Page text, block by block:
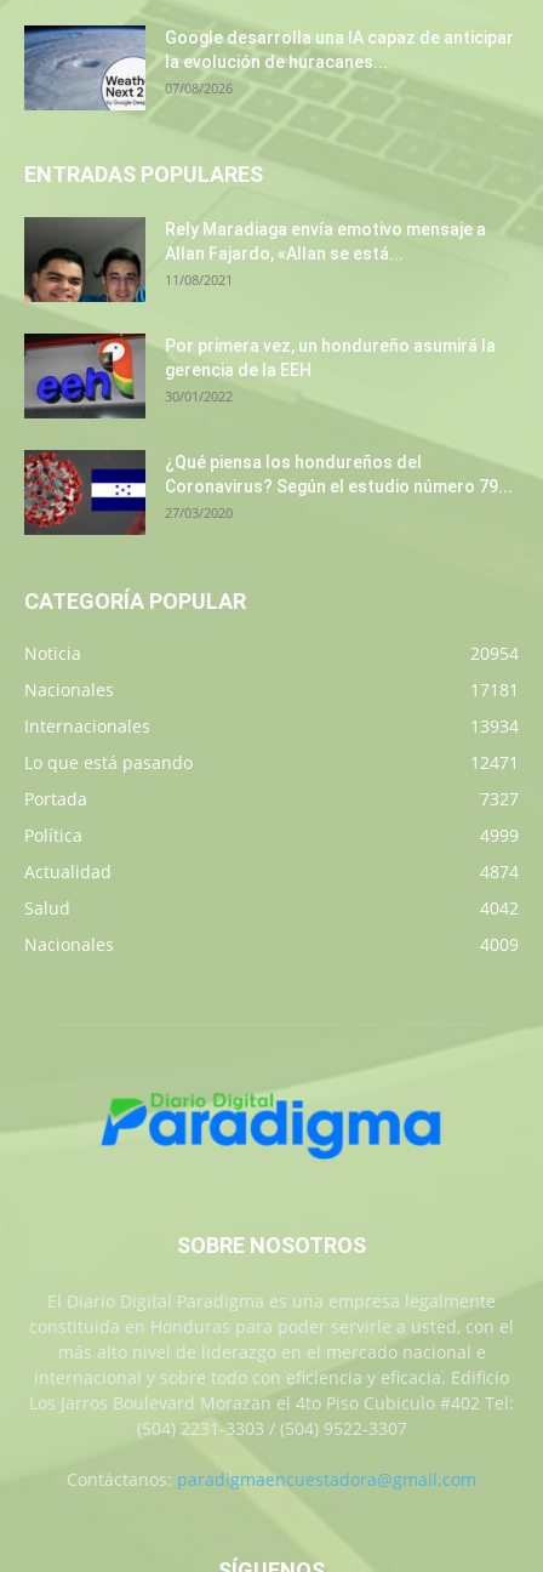
Google desarrolla una IA capaz de anticipar
la evolución de huracanes...
07/08/2026
ENTRADAS POPULARES
Rely Maradiaga envía emotivo mensaje a
Allan Fajardo, «Allan se está...
11/08/2021
Por primera vez, un hondureño asumirá la
gerencia de la EEH
30/01/2022
¿Qué piensa los hondureños del
Coronavirus? Según el estudio número 79...
27/03/2020
CATEGORÍA POPULAR
Noticia
20954
Nacionales
17181
Internacionales
13934
Lo que está pasando
12471
Portada
7327
Política
4999
Actualidad
4874
Salud
4042
Nacionales
4009
SOBRE NOSOTROS
El Diario Digital Paradigma es una empresa legalmente
constituida en Honduras para poder servirle a usted, con el
más alto nivel de liderazgo en el mercado nacional e
internacional y sobre todo con eficiencia y eficacia. Edificio
Los Jarros Boulevard Morazan el 4to Piso Cubiculo #402 Tel:
(504) 2231-3303 / (504) 9522-3307
Contáctanos: paradigmaencuestadora@gmail.com